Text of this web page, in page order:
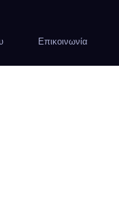
Επικοινωνία